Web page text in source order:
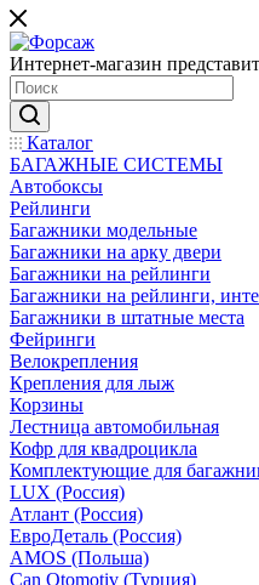
Интернет-магазин
Каталог
БАГАЖНЫЕ СИСТЕМЫ
Автобоксы
Рейлинги
Багажники модельные
Багажники на арку двери
Багажники на рейлинги
Багажники на рейлинги,
Багажники в штатные места
Фейринги
Велокрепления
Крепления для лыж
Корзины
Лестница автомобильная
Кофр для квадроцикла
Комплектующие для
LUX (Россия)
Атлант (Россия)
ЕвроДеталь (Россия)
AMOS (Польша)
Can Otomotiv (Турция)